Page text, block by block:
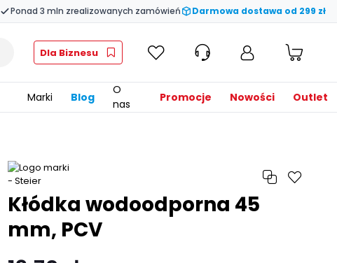
Ponad 3 mln zrealizowanych zamówień Darmowa dostawa od 299 zł
Dla Biznesu
Marki Blog
O
nas
Promocje Nowości Outlet
Kłódka wodoodporna 45
mm, PCV